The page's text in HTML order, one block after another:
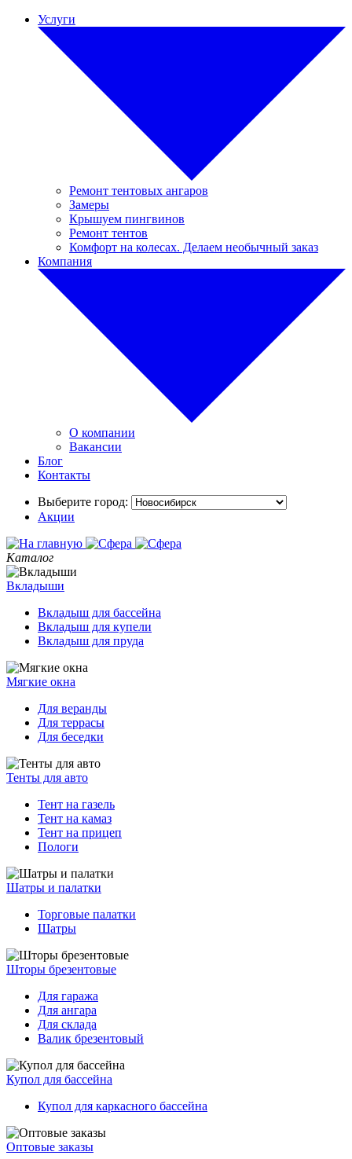
Услуги
Ремонт тентовых ангаров
Замеры
Крышуем пингвинов
Ремонт тентов
Комфорт на колесах. Делаем необычный заказ
Компания
О компании
Вакансии
Блог
Контакты
Выберите город:
Акции
Каталог
Вкладыши
Вкладыш для бассейна
Вкладыш для купели
Вкладыш для пруда
Мягкие окна
Для веранды
Для террасы
Для беседки
Тенты для авто
Тент на газель
Тент на камаз
Тент на прицеп
Пологи
Шатры и палатки
Торговые палатки
Шатры
Шторы брезентовые
Для гаража
Для ангара
Для склада
Валик брезентовый
Купол для бассейна
Купол для каркасного бассейна
Оптовые заказы